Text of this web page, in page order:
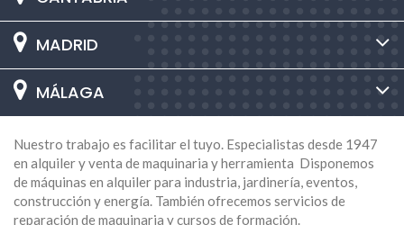
MADRID
MÁLAGA
Nuestro trabajo es facilitar el tuyo. Especialistas desde 1947
en alquiler y venta de maquinaria y herramienta Disponemos
de máquinas en alquiler para industria, jardinería, eventos,
construcción y energía. También ofrecemos servicios de
reparación de maquinaria y cursos de formación.